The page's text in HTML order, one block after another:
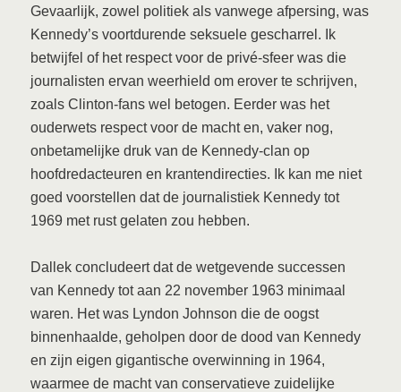
Gevaarlijk, zowel politiek als vanwege afpersing, was
Kennedy’s voortdurende seksuele gescharrel. Ik
betwijfel of het respect voor de privé-sfeer was die
journalisten ervan weerhield om erover te schrijven,
zoals Clinton-fans wel betogen. Eerder was het
ouderwets respect voor de macht en, vaker nog,
onbetamelijke druk van de Kennedy-clan op
hoofdredacteuren en krantendirecties. Ik kan me niet
goed voorstellen dat de journalistiek Kennedy tot
1969 met rust gelaten zou hebben.
Dallek concludeert dat de wetgevende successen
van Kennedy tot aan 22 november 1963 minimaal
waren. Het was Lyndon Johnson die de oogst
binnenhaalde, geholpen door de dood van Kennedy
en zijn eigen gigantische overwinning in 1964,
waarmee de macht van conservatieve zuidelijke